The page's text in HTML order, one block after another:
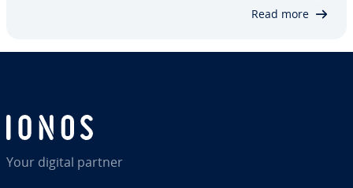
Read more
Your digital partner